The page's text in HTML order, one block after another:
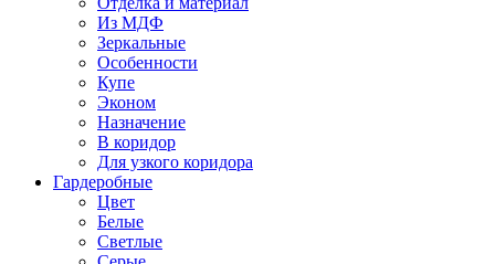
Из МДФ
Зеркальные
Особенности
Купе
Эконом
Назначение
В коридор
Для узкого коридора
Гардеробные
Цвет
Белые
Светлые